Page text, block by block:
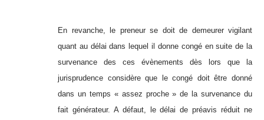
En revanche, le preneur se doit de demeurer vigilant
quant au délai dans lequel il donne congé en suite de la
survenance des ces évènements dès lors que la
jurisprudence considère que le congé doit être donné
dans un temps « assez proche » de la survenance du
fait générateur. A défaut, le délai de préavis réduit ne